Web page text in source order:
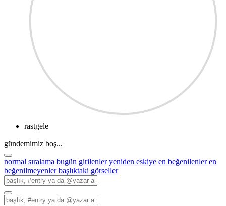
rastgele
gündemimiz boş...
normal sıralama bugün girilenler yeniden eskiye en beğenilenler en
beğenilmeyenler başlıktaki görseller